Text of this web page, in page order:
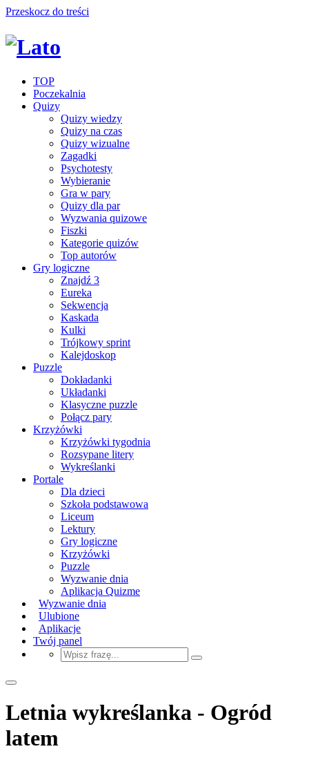
Przeskocz do treści
TOP
Poczekalnia
Quizy
Quizy wiedzy
Quizy na czas
Quizy wizualne
Zagadki
Psychotesty
Wybieranie
Gra w pary
Quizy dla par
Wyzwania quizowe
Fiszki
Kategorie quizów
Top autorów
Gry logiczne
Znajdź 3
Eureka
Sekwencja
Kaskada
Kulki
Trójkowy sprint
Kalejdoskop
Puzzle
Dokładanki
Układanki
Klasyczne puzzle
Połącz pary
Krzyżówki
Krzyżówki tygodnia
Rozsypane litery
Wykreślanki
Portale
Dla dzieci
Szkoła podstawowa
Liceum
Lektury
Gry logiczne
Krzyżówki
Puzzle
Wyzwanie dnia
Aplikacja Quizme
Wyzwanie dnia
Ulubione
Aplikacje
Twój panel
Letnia wykreślanka - Ogród
latem